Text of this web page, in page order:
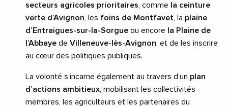
secteurs agricoles prioritaires , comme
la ceinture
verte d’Avignon , les foins de Montfavet , la plaine
d’Entraigues-sur-la-Sorgue ou encore
la Plaine de
l’Abbaye de Villeneuve-lès-Avignon , et de les inscrire
au cœur des politiques publiques.
La volonté s’incarne également au travers d’un plan
d’actions ambitieux , mobilisant les collectivités
membres, les agriculteurs et les partenaires du